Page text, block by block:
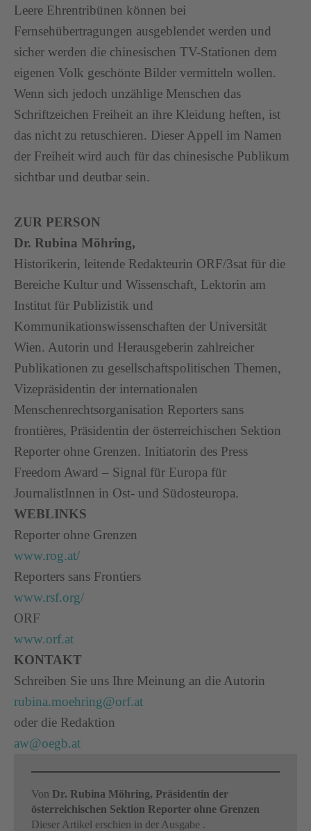
Leere Ehrentribünen können bei
Fernsehübertragungen ausgeblendet werden und
sicher werden die chinesischen TV-Stationen dem
eigenen Volk geschönte Bilder vermitteln wollen.
Wenn sich jedoch unzählige Menschen das
Schriftzeichen Freiheit an ihre Kleidung heften, ist
das nicht zu retuschieren. Dieser Appell im Namen
der Freiheit wird auch für das chinesische Publikum
sichtbar und deutbar sein.
ZUR PERSON
Dr. Rubina Möhring,
Historikerin, leitende Redakteurin ORF/3sat für die
Bereiche Kultur und Wissenschaft, Lektorin am
Institut für Publizistik und
Kommunikationswissenschaften der Universität
Wien. Autorin und Herausgeberin zahlreicher
Publikationen zu gesellschaftspolitischen Themen,
Vizepräsidentin der internationalen
Menschenrechtsorganisation Reporters sans
frontières, Präsidentin der österreichischen Sektion
Reporter ohne Grenzen. Initiatorin des Press
Freedom Award – Signal für Europa für
JournalistInnen in Ost- und Südosteuropa.
WEBLINKS
Reporter ohne Grenzen
www.rog.at/
Reporters sans Frontiers
www.rsf.org/
ORF
www.orf.at
KONTAKT
Schreiben Sie uns Ihre Meinung an die Autorin
rubina.moehring@orf.at
oder die Redaktion
aw@oegb.at
Von Dr. Rubina Möhring, Präsidentin der
österreichischen Sektion Reporter ohne Grenzen
Dieser Artikel erschien in der Ausgabe .